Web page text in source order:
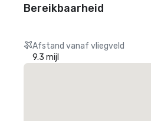
Bereikbaarheid
Afstand vanaf vliegveld
9.3 mijl